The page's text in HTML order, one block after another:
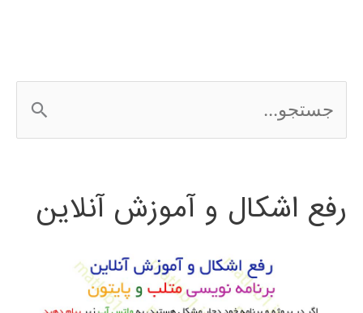
س
ج
رفع اشکال و آموزش آنلاین